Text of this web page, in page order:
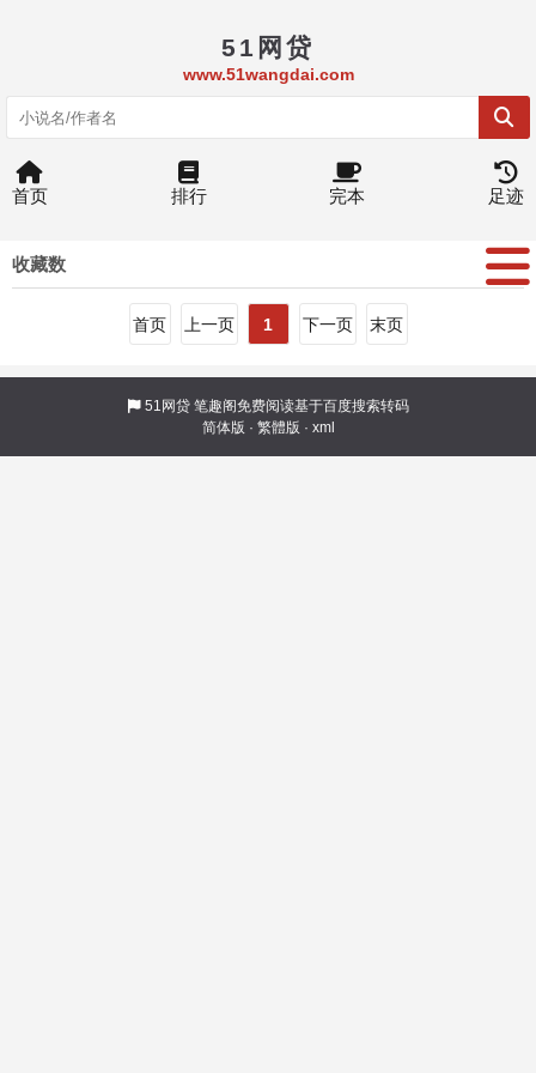
51网贷
www.51wangdai.com
首页 排行 完本 足迹
收藏数
首页 上一页 1 下一页 末页
51网贷笔趣阁免费阅读基于百度搜索转码
简体版 · 繁體版 · xml